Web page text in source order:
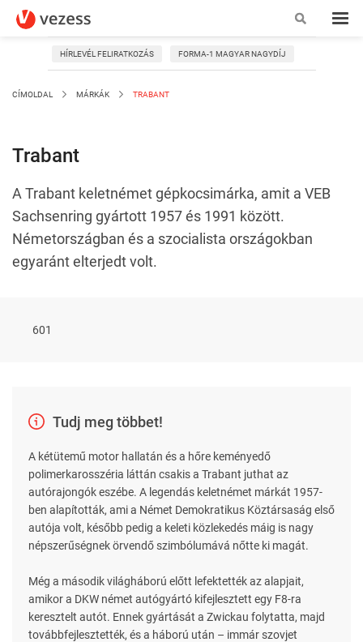
HÍRLEVÉL FELIRATKOZÁS FORMA-1 MAGYAR NAGYDÍJ
CÍMOLDAL MÁRKÁK TRABANT
Trabant
A Trabant keletnémet gépkocsimárka, amit a VEB
Sachsenring gyártott 1957 és 1991 között.
Németországban és a szocialista országokban
egyaránt elterjedt volt.
601
Tudj meg többet!
A kétütemű motor hallatán és a hőre keményedő
polimerkarosszéria láttán csakis a Trabant juthat az
autórajongók eszébe. A legendás keletnémet márkát 1957-
ben alapították, ami a Német Demokratikus Köztársaság első
autója volt, később pedig a keleti közlekedés máig is nagy
népszerűségnek örvendő szimbólumává nőtte ki magát.
Még a második világháború előtt lefektették az alapjait,
amikor a DKW német autógyártó kifejlesztett egy F8-ra
keresztelt autót. Ennek gyártását a Zwickau folytatta, majd
továbbfejlesztették, és a háború után – immár szovjet